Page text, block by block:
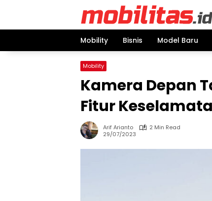
Mobility Bisnis Model Baru
Mobility
Kamera Depan
Fitur
Arif Arianto
2 Min Read
29/07/2023